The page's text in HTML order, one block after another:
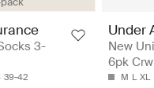
3-
39-42
Under
New
6pk
M L XL